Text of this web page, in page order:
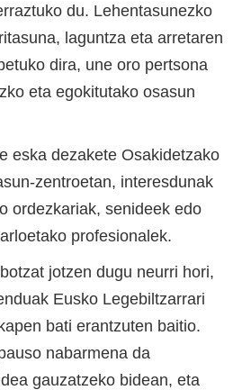
du. Lehentasunezko
laguntza eta arretaren
dira, une oro pertsona
eta egokitutako osasun
eska dezakete Osakidetzako
zentroetan, interesdunak
ordezkariak, senideek edo
profesionalek.
jotzen dugu neurri hori,
Eusko Legebiltzarrari
bati erantzuten baitio.
nabarmena da
gauzatzeko bidean, eta